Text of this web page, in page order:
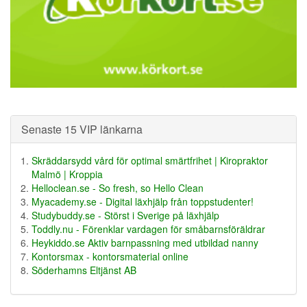
Senaste 15 VIP länkarna
Skräddarsydd vård för optimal smärtfrihet | Kiropraktor
Malmö | Kroppia
Helloclean.se - So fresh, so Hello Clean
Myacademy.se - Digital läxhjälp från toppstudenter!
Studybuddy.se - Störst i Sverige på läxhjälp
Toddly.nu - Förenklar vardagen för småbarnsföräldrar
Heykiddo.se Aktiv barnpassning med utbildad nanny
Kontorsmax - kontorsmaterial online
Söderhamns Eltjänst AB